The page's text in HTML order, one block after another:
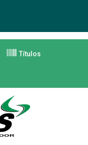
Títulos